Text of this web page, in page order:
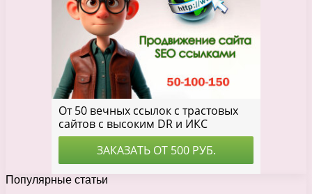
Популярные статьи